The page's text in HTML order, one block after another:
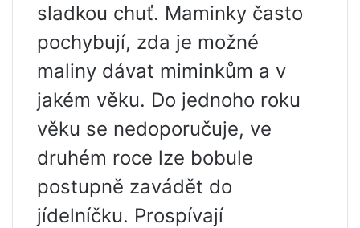
sladkou chuť. Maminky často
pochybují, zda je možné
maliny dávat miminkům a v
jakém věku. Do jednoho roku
věku se nedoporučuje, ve
druhém roce lze bobule
postupně zavádět do
jídelníčku. Prospívají